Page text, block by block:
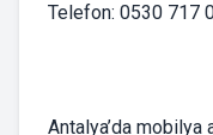
Telefon: 0530 717
Antalya’da mobilya